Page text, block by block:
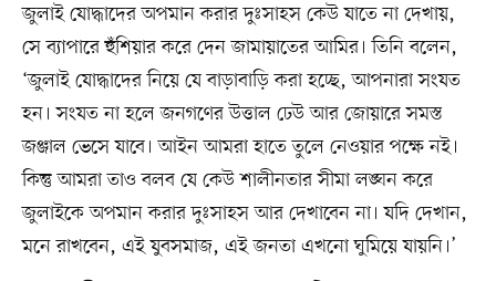
জুলাই যোদ্ধাদের অপমান করার দুঃসাহস কেউ যাতে না দেখায়,
সে ব্যাপারে হুঁশিয়ার করে দেন জামায়াতের আমির। তিনি বলেন,
‘জুলাই যোদ্ধাদের নিয়ে যে বাড়াবাড়ি করা হচ্ছে, আপনারা সংযত
হন। সংযত না হলে জনগণের উত্তাল ঢেউ আর জোয়ারে সমস্ত
জঞ্জাল ভেসে যাবে। আইন আমরা হাতে তুলে নেওয়ার পক্ষে নই।
কিন্তু আমরা তাও বলব যে কেউ শালীনতার সীমা লঙ্ঘন করে
জুলাইকে অপমান করার দুঃসাহস আর দেখাবেন না। যদি দেখান,
মনে রাখবেন, এই যুবসমাজ, এই জনতা এখনো ঘুমিয়ে যায়নি।’